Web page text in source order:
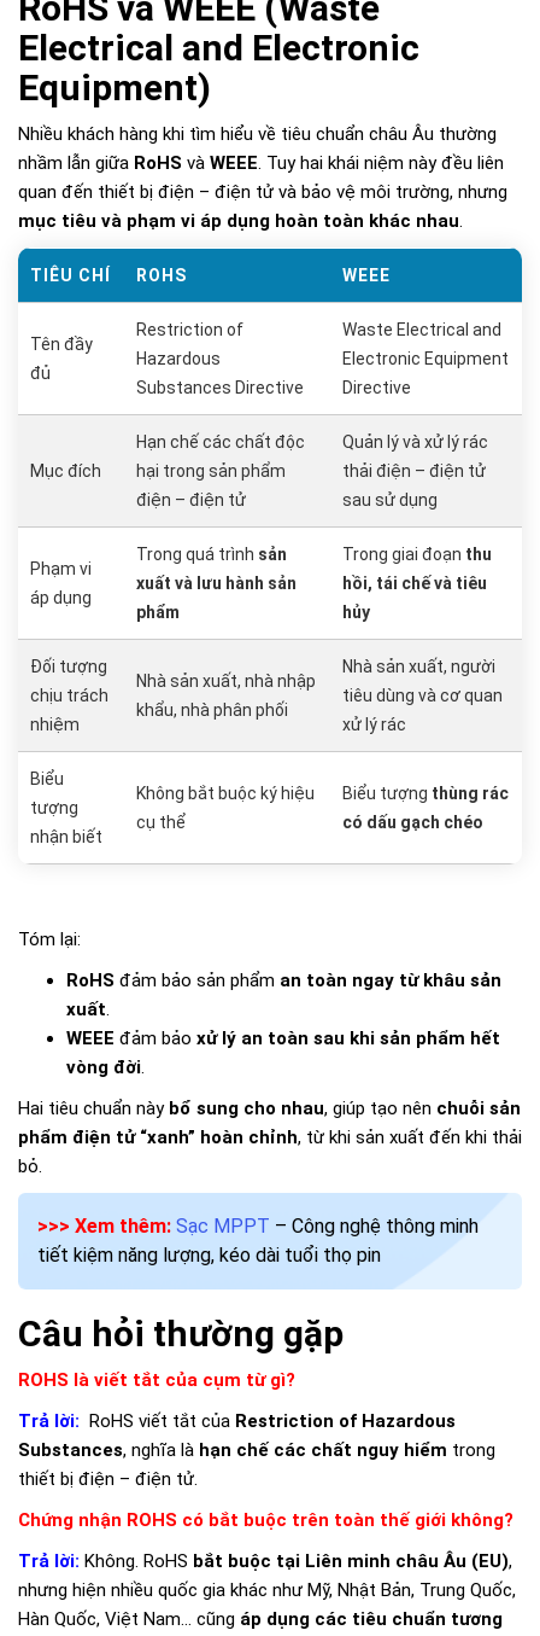
Electrical and Electronic
Equipment)
Nhiều khách hàng khi tìm hiểu về tiêu chuẩn châu Âu thường
nhầm lẫn giữa RoHS và WEEE. Tuy hai khái niệm này đều liên
quan đến thiết bị điện – điện tử và bảo vệ môi trường, nhưng
mục tiêu và phạm vi áp dụng hoàn toàn khác nhau.
TIÊU CHÍ ROHS WEEE
Tên đầy
đủ
Restriction of
Hazardous
Substances Directive
Waste Electrical and
Electronic Equipment
Directive
Mục đích
Hạn chế các chất độc
hại trong sản phẩm
điện – điện tử
Quản lý và xử lý rác
thải điện – điện tử
sau sử dụng
Phạm vi
áp dụng
Trong quá trình sản
xuất và lưu hành sản
phẩm
Trong giai đoạn thu
hồi, tái chế và tiêu
hủy
Đối tượng
chịu trách
nhiệm
Nhà sản xuất, nhà nhập
khẩu, nhà phân phối
Nhà sản xuất, người
tiêu dùng và cơ quan
xử lý rác
Biểu
tượng
nhận biết
Không bắt buộc ký hiệu
cụ thể
Biểu tượng thùng rác
có dấu gạch chéo
Tóm lại:
RoHS đảm bảo sản phẩm an toàn ngay từ khâu sản
xuất.
WEEE đảm bảo xử lý an toàn sau khi sản phẩm hết
vòng đời.
Hai tiêu chuẩn này bổ sung cho nhau, giúp tạo nên chuỗi sản
phẩm điện tử “xanh” hoàn chỉnh, từ khi sản xuất đến khi thải
bỏ.
>>> Xem thêm: Sạc MPPT – Công nghệ thông minh
tiết kiệm năng lượng, kéo dài tuổi thọ pin
Câu hỏi thường gặp
ROHS là viết tắt của cụm từ gì?
Trả lời:
RoHS viết tắt của Restriction of Hazardous
Substances, nghĩa là hạn chế các chất nguy hiểm trong
thiết bị điện – điện tử.
Chứng nhận ROHS có bắt buộc trên toàn thế giới không?
Trả lời: Không. RoHS bắt buộc tại Liên minh châu Âu (EU),
nhưng hiện nhiều quốc gia khác như Mỹ, Nhật Bản, Trung Quốc,
Hàn Quốc, Việt Nam… cũng áp dụng các tiêu chuẩn tương